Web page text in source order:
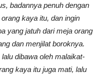
badannya penuh dengan
kaya itu, dan ingin
yang jatuh dari meja orang
dan menjilat boroknya.
dibawa oleh malaikat-
kaya itu juga mati, lalu